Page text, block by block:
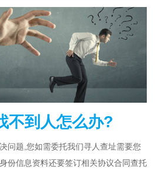
不到人怎么办?
问题,您如需委托我们寻人查址需要您
份信息资料还要签订相关协议合同查托